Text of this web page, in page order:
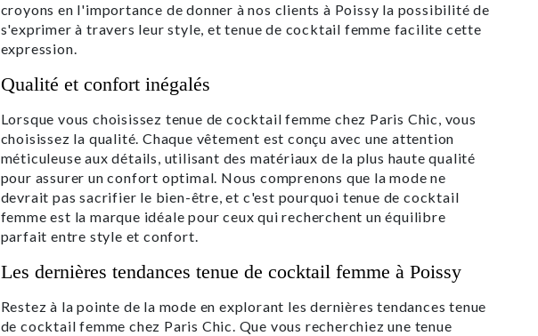
croyons en l'importance de donner à nos clients à Poissy la possibilité de
s'exprimer à travers leur style, et tenue de cocktail femme facilite cette
expression.
Qualité et confort inégalés
Lorsque vous choisissez tenue de cocktail femme chez Paris Chic, vous
choisissez la qualité. Chaque vêtement est conçu avec une attention
méticuleuse aux détails, utilisant des matériaux de la plus haute qualité
pour assurer un confort optimal. Nous comprenons que la mode ne
devrait pas sacrifier le bien-être, et c'est pourquoi tenue de cocktail
femme est la marque idéale pour ceux qui recherchent un équilibre
parfait entre style et confort.
Les dernières tendances tenue de cocktail femme à Poissy
Restez à la pointe de la mode en explorant les dernières tendances tenue
de cocktail femme chez Paris Chic. Que vous recherchiez une tenue